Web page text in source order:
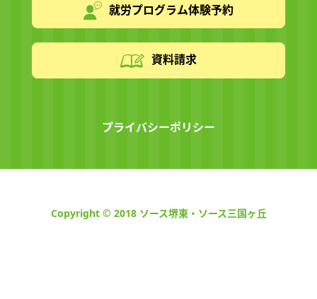
就労プログラム体験予約
資料請求
プライバシーポリシー
Copyright © 2018 ソース堺東・ソース三国ヶ丘